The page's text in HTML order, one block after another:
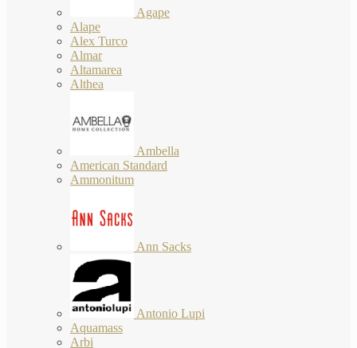
Agape
Alape
Alex Turco
Almar
Altamarea
Althea
Ambella
American Standard
Ammonitum
Ann Sacks
Antonio Lupi
Aquamass
Arbi